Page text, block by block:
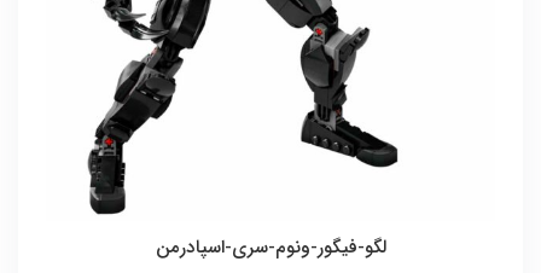
لگو-فیگور-ونوم-سری-اسپادرمن